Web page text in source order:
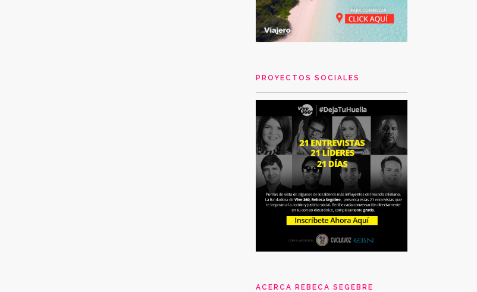
PROYECTOS SOCIALES
ACERCA REBECA SEGEBRE